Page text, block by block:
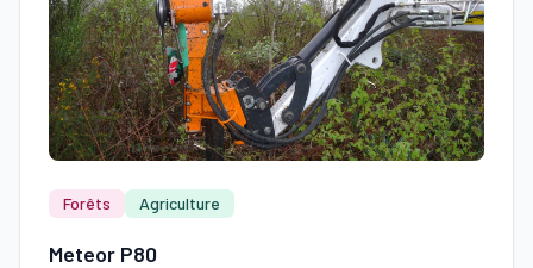
Forêts Agriculture
Meteor P80